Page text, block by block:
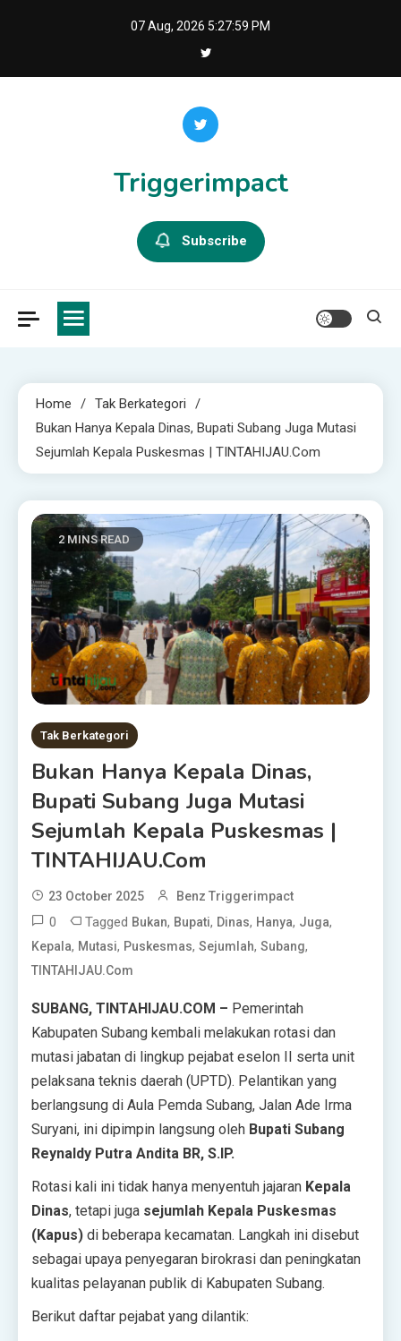
07 Aug, 2026 5:28:00 PM
Triggerimpact
Subscribe
Home
Tak Berkategori
Bukan Hanya Kepala Dinas, Bupati Subang Juga Mutasi
Sejumlah Kepala Puskesmas | TINTAHIJAU.com
2 MINS READ
Tak Berkategori
Bukan Hanya Kepala Dinas,
Bupati Subang Juga Mutasi
Sejumlah Kepala Puskesmas |
TINTAHIJAU.com
23 October 2025 Benz Triggerimpact
0 Tagged Bukan, Bupati, Dinas, Hanya, Juga,
Kepala, Mutasi, Puskesmas, Sejumlah, Subang,
TINTAHIJAU.com
SUBANG, TINTAHIJAU.COM – Pemerintah
Kabupaten Subang kembali melakukan rotasi dan
mutasi jabatan di lingkup pejabat eselon II serta unit
pelaksana teknis daerah (UPTD). Pelantikan yang
berlangsung di Aula Pemda Subang, Jalan Ade Irma
Suryani, ini dipimpin langsung oleh Bupati Subang
Reynaldy Putra Andita BR, S.IP.
Rotasi kali ini tidak hanya menyentuh jajaran Kepala
Dinas, tetapi juga sejumlah Kepala Puskesmas
(Kapus) di beberapa kecamatan. Langkah ini disebut
sebagai upaya penyegaran birokrasi dan peningkatan
kualitas pelayanan publik di Kabupaten Subang.
Berikut daftar pejabat yang dilantik: